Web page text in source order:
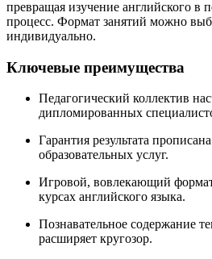
превращая изучение английского в
процесс. Формат занятий можно
индивидуально.
Ключевые преимущества
Педагогический коллектив
дипломированных
Гарантия результата
образовательных услуг.
Игровой, вовлекающий
курсах английского языка.
Познавательное содержание
расширяет кругозор.